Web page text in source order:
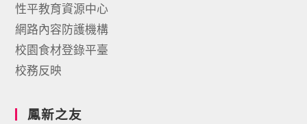
性平教育資源中心
網路內容防護機構
校園食材登錄平臺
校務反映
鳳新之友